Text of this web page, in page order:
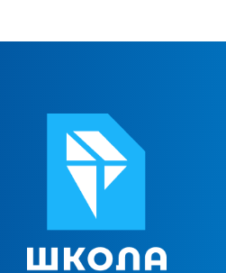
Углови троугла 1
Углови троугла 2